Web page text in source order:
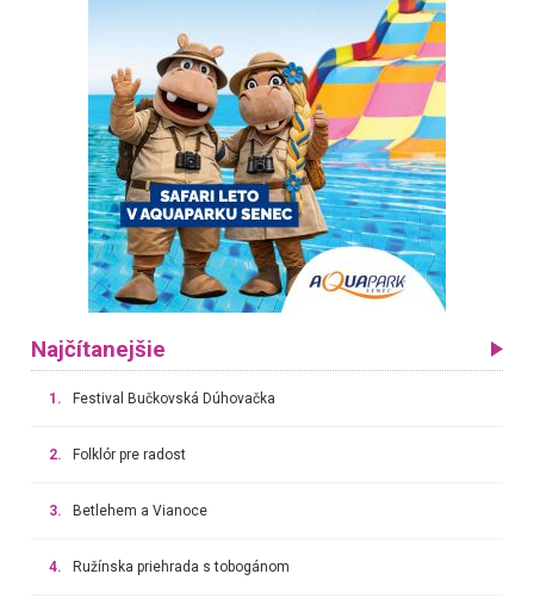
Najčítanejšie
1. Festival Bučkovská Dúhovačka
2. Folklór pre radost
3. Betlehem a Vianoce
4. Ružínska priehrada s tobogánom